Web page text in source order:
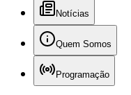
Notícias
Quem Somos
Programação